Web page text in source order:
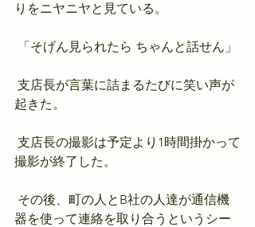
りをニヤニヤと見ている。
「そげん見られたら ちゃんと話せん」
起きた。
撮影が終了した。
器を使って連絡を取り合うというシー